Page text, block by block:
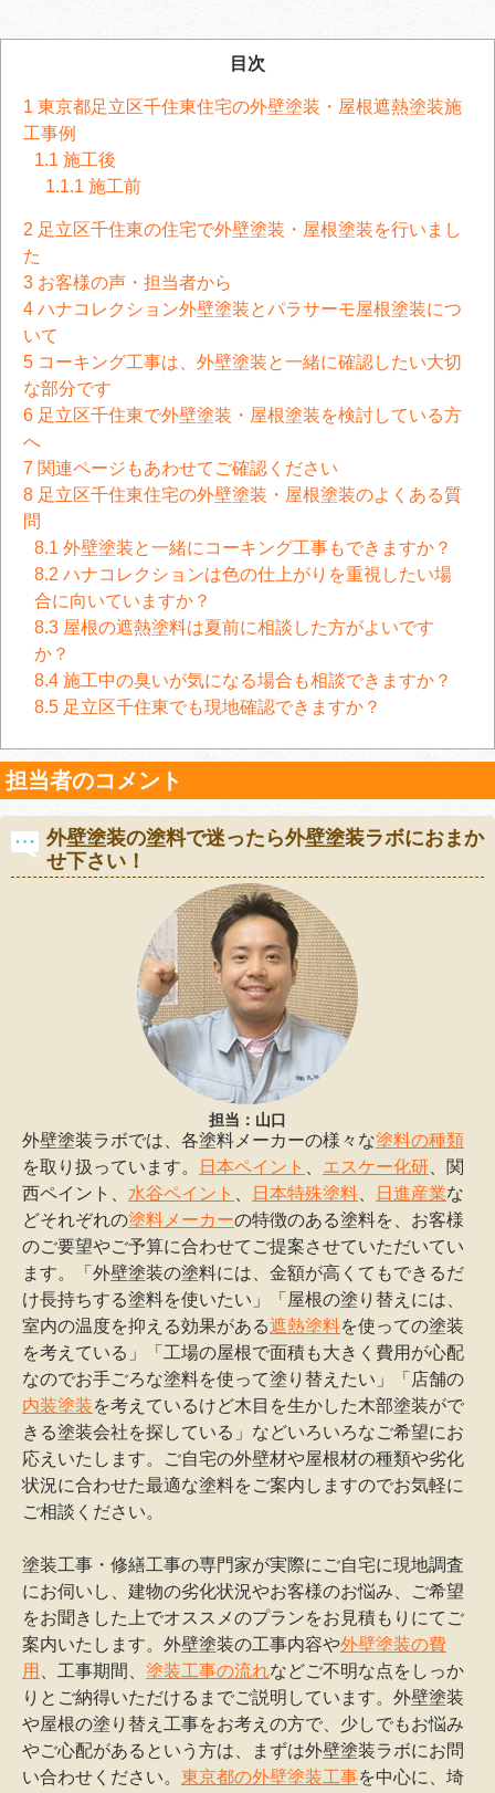
目次
1 東京都足立区千住東住宅の外壁塗装・屋根遮熱塗装施
工事例
1.1 施工後
1.1.1 施工前
2 足立区千住東の住宅で外壁塗装・屋根塗装を行いまし
た
3 お客様の声・担当者から
4 ハナコレクション外壁塗装とパラサーモ屋根塗装につ
いて
5 コーキング工事は、外壁塗装と一緒に確認したい大切
な部分です
6 足立区千住東で外壁塗装・屋根塗装を検討している方
へ
7 関連ページもあわせてご確認ください
8 足立区千住東住宅の外壁塗装・屋根塗装のよくある質
問
8.1 外壁塗装と一緒にコーキング工事もできますか？
8.2 ハナコレクションは色の仕上がりを重視したい場
合に向いていますか？
8.3 屋根の遮熱塗料は夏前に相談した方がよいです
か？
8.4 施工中の臭いが気になる場合も相談できますか？
8.5 足立区千住東でも現地確認できますか？
担当者のコメント
外壁塗装の塗料で迷ったら外壁塗装ラボにおまか
せ下さい！
担当：山口
外壁塗装ラボでは、各塗料メーカーの様々な塗料の種類
を取り扱っています。
日本ペイント 、 エスケー化研、関
西ペイント、 水谷ペイント 、 日本特殊塗料、 日進産業な
どそれぞれの塗料メーカーの特徴のある塗料を、お客様
のご要望やご予算に合わせてご提案させていただいてい
ます。「外壁塗装の塗料には、金額が高くてもできるだ
け長持ちする塗料を使いたい」「屋根の塗り替えには、
室内の温度を抑える効果がある遮熱塗料を使っての塗装
を考えている」「工場の屋根で面積も大きく費用が心配
なのでお手ごろな塗料を使って塗り替えたい」「店舗の
内装塗装を考えているけど木目を生かした木部塗装がで
きる塗装会社を探している」などいろいろなご希望にお
応えいたします。ご自宅の外壁材や屋根材の種類や劣化
状況に合わせた最適な塗料をご案内しますのでお気軽に
ご相談ください。
塗装工事・修繕工事の専門家が実際にご自宅に現地調査
にお伺いし、建物の劣化状況やお客様のお悩み、ご希望
をお聞きした上でオススメのプランをお見積もりにてご
案内いたします。外壁塗装の工事内容や外壁塗装の費
用 、工事期間、 塗装工事の流れなどご不明な点をしっか
りとご納得いただけるまでご説明しています。外壁塗装
や屋根の塗り替え工事をお考えの方で、少しでもお悩み
やご心配があるという方は、まずは外壁塗装ラボにお問
い合わせください。 東京都の外壁塗装工事を中心に、埼